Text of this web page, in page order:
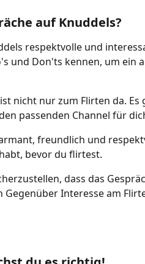
auf Knuddels?
respektvolle und
und Don'ts kennen, um ein
nicht nur zum Flirten da. Es
passenden Channel für
freundlich und
bevor du flirtest.
dass das
Interesse am